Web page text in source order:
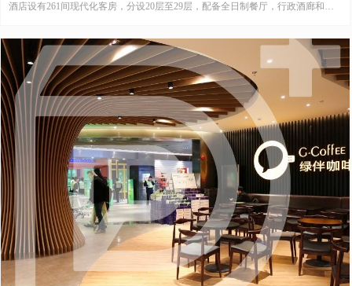
酒店设有261间现代化客房，分设20层至29层，配备全日制餐厅，行政酒廊和设
的都市格调
星级酒店 28000㎡